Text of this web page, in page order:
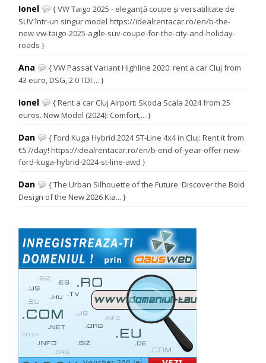
Ionel
{ VW Taigo 2025 - eleganță coupe și versatilitate de
SUV într-un singur model https://idealrentacar.ro/en/b-the-
new-vw-taigo-2025-agile-suv-coupe-for-the-city-and-holiday-
roads }
Ana
{ VW Passat Variant Highline 2020: rent a car Cluj from
43 euro, DSG, 2.0 TDI.... }
Ionel
{ Rent a car Cluj Airport: Skoda Scala 2024 from 25
euros. New Model (2024): Comfort,... }
Dan
{ Ford Kuga Hybrid 2024 ST-Line 4x4 in Cluj: Rent it from
€57/day! https://idealrentacar.ro/en/b-end-of-year-offer-new-
ford-kuga-hybrid-2024-st-line-awd }
Dan
{ The Urban Silhouette of the Future: Discover the Bold
Design of the New 2026 Kia... }